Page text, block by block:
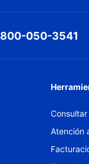
050-3541
Atención